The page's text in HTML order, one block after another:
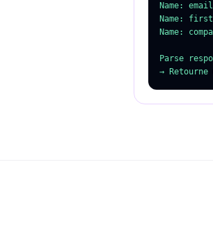
Name:
Name:
Name:
Parse
→ Retourne